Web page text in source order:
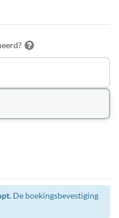
De boekingsbevestiging